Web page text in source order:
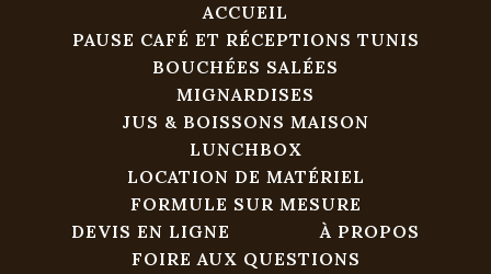
ACCUEIL
PAUSE CAFÉ ET RÉCEPTIONS TUNIS
BOUCHÉES SALÉES
MIGNARDISES
JUS & BOISSONS MAISON
LUNCHBOX
LOCATION DE MATÉRIEL
FORMULE SUR MESURE
DEVIS EN LIGNE
À PROPOS
FOIRE AUX QUESTIONS